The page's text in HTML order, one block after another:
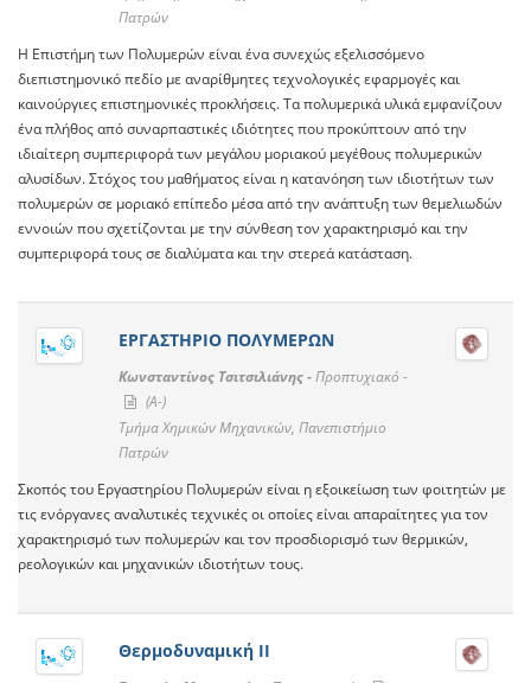
Πατρών
Η Επιστήμη των Πολυμερών είναι ένα συνεχώς εξελισσόμενο
διεπιστημονικό πεδίο με αναρίθμητες τεχνολογικές εφαρμογές και
καινούργιες επιστημονικές προκλήσεις. Τα πολυμερικά υλικά εμφανίζουν
ένα πλήθος από συναρπαστικές ιδιότητες που προκύπτουν από την
ιδιαίτερη συμπεριφορά των μεγάλου μοριακού μεγέθους πολυμερικών
αλυσίδων. Στόχος του μαθήματος είναι η κατανόηση των ιδιοτήτων των
πολυμερών σε μοριακό επίπεδο μέσα από την ανάπτυξη των θεμελιωδών
εννοιών που σχετίζονται με την σύνθεση τον χαρακτηρισμό και την
συμπεριφορά τους σε διαλύματα και την στερεά κατάσταση.
ΕΡΓΑΣΤΗΡΙΟ ΠΟΛΥΜΕΡΩΝ
Κωνσταντίνος Τσιτσιλιάνης -Προπτυχιακό -
(A-)
Τμήμα Χημικών Μηχανικών, Πανεπιστήμιο
Πατρών
Σκοπός του Εργαστηρίου Πολυμερών είναι η εξοικείωση των φοιτητών με
τις ενόργανες αναλυτικές τεχνικές οι οποίες είναι απαραίτητες για τον
χαρακτηρισμό των πολυμερών και τον προσδιορισμό των θερμικών,
ρεολογικών και μηχανικών ιδιοτήτων τους.
Θερμοδυναμική ΙΙ